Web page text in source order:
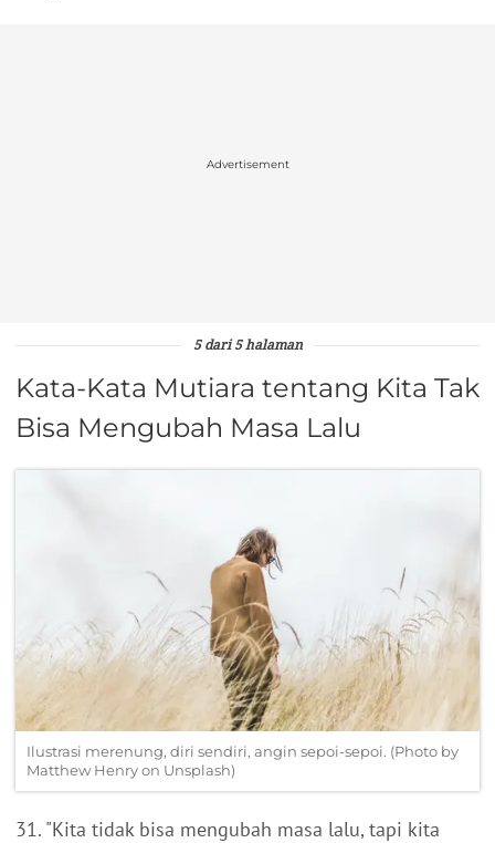
Advertisement
5 dari 5 halaman
Kata-Kata Mutiara tentang Kita Tak
Bisa Mengubah Masa Lalu
Ilustrasi merenung, diri sendiri, angin sepoi-sepoi. (Photo by
Matthew Henry on Unsplash)
31. "Kita tidak bisa mengubah masa lalu, tapi kita